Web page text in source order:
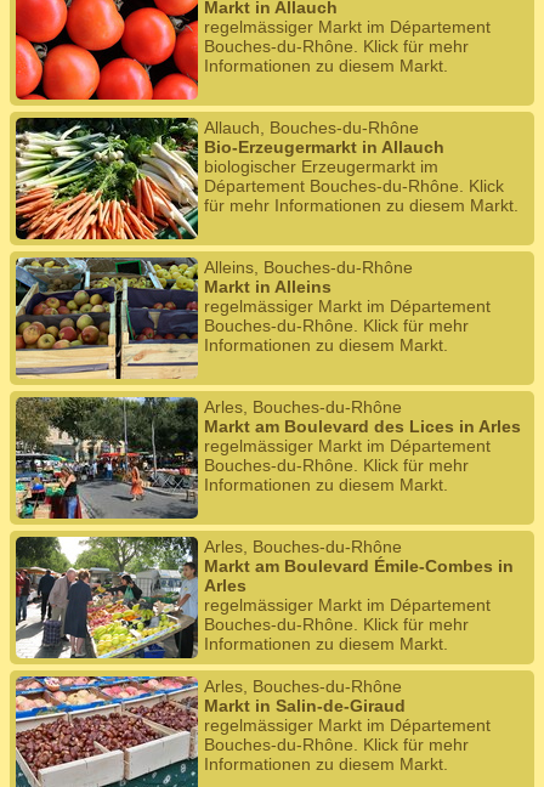
Markt in Allauch
regelmässiger Markt im Département
Bouches-du-Rhône. Klick für mehr
Informationen zu diesem Markt.
Allauch, Bouches-du-Rhône
Bio-Erzeugermarkt in Allauch
biologischer Erzeugermarkt im
Département Bouches-du-Rhône. Klick
für mehr Informationen zu diesem Markt.
Alleins, Bouches-du-Rhône
Markt in Alleins
regelmässiger Markt im Département
Bouches-du-Rhône. Klick für mehr
Informationen zu diesem Markt.
Arles, Bouches-du-Rhône
Markt am Boulevard des Lices in Arles
regelmässiger Markt im Département
Bouches-du-Rhône. Klick für mehr
Informationen zu diesem Markt.
Arles, Bouches-du-Rhône
Markt am Boulevard Émile-Combes in
Arles
regelmässiger Markt im Département
Bouches-du-Rhône. Klick für mehr
Informationen zu diesem Markt.
Arles, Bouches-du-Rhône
Markt in Salin-de-Giraud
regelmässiger Markt im Département
Bouches-du-Rhône. Klick für mehr
Informationen zu diesem Markt.